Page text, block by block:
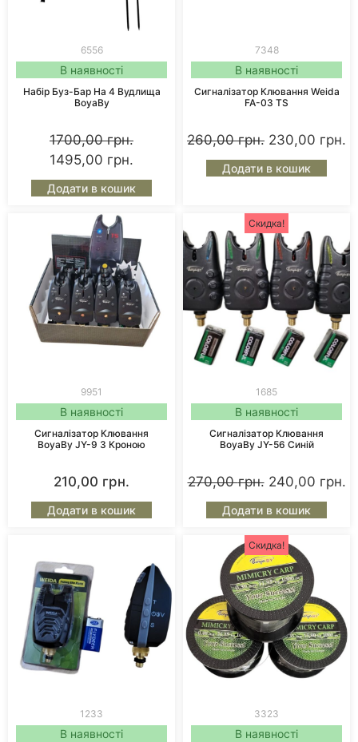
6556
В наявності
Набір Буз-Бар На 4 Вудлища
BoyaBy
1700,00грн.
1495,00 грн.
Додати в кошик
7348
В наявності
Сигналізатор Клювання Weida
FA-03 TS
260,00грн. 230,00 грн.
Додати в кошик
9951
В наявності
Сигналізатор Клювання
BoyaBy JY-9 З Кроною
210,00 грн.
Додати в кошик
Скидка!
1685
В наявності
Сигналізатор Клювання
BoyaBy JY-56 Синій
270,00грн. 240,00 грн.
Додати в кошик
1233
В наявності
Скидка!
3323
В наявності